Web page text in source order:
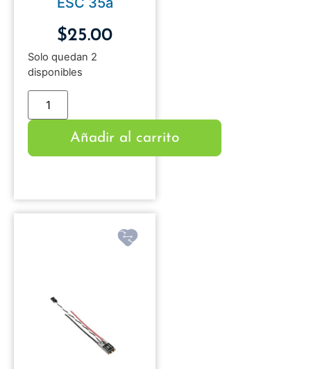
$25.00
Solo quedan 2
disponibles
Añadir al carrito